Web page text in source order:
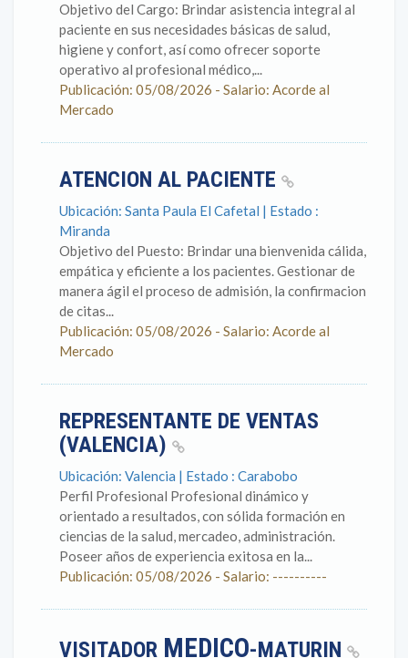
Objetivo del Cargo: Brindar asistencia integral al
paciente en sus necesidades básicas de salud,
higiene y confort, así como ofrecer soporte
operativo al profesional médico,...
Publicación: 05/08/2026 - Salario: Acorde al
Mercado
ATENCION AL PACIENTE
Ubicación: Santa Paula El Cafetal | Estado :
Miranda
Objetivo del Puesto: Brindar una bienvenida cálida,
empática y eficiente a los pacientes. Gestionar de
manera ágil el proceso de admisión, la confirmacion
de citas...
Publicación: 05/08/2026 - Salario: Acorde al
Mercado
REPRESENTANTE DE VENTAS
(VALENCIA)
Ubicación: Valencia | Estado : Carabobo
Perfil Profesional Profesional dinámico y
orientado a resultados, con sólida formación en
ciencias de la salud, mercadeo, administración.
Poseer años de experiencia exitosa en la...
Publicación: 05/08/2026 - Salario: ----------
VISITADOR MEDICO-MATURIN